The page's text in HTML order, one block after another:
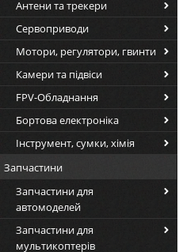
Антени та трекери
Сервоприводи
Мотори, регулятори, гвинти
Камери та підвіси
FPV-Обладнання
Бортова електроніка
Інструмент, сумки, хімія
Запчастини
Запчастини для
автомоделей
Запчастини для
мультикоптерів